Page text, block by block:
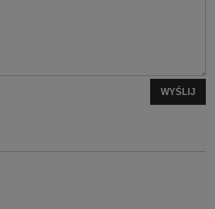
WYŚLIJ